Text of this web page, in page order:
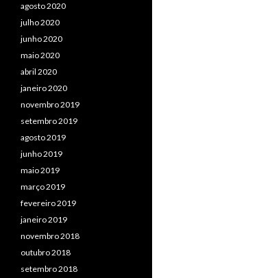
agosto 2020
julho 2020
junho 2020
maio 2020
abril 2020
janeiro 2020
novembro 2019
setembro 2019
agosto 2019
junho 2019
maio 2019
março 2019
fevereiro 2019
janeiro 2019
novembro 2018
outubro 2018
setembro 2018